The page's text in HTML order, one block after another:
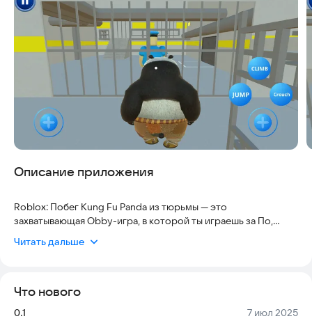
Описание приложения
Roblox: Побег Kung Fu Panda из тюрьмы — это
захватывающая Obby-игра, в которой ты играешь за По,
Оказавшись в сверхохраняемой тюрьме, он должен
Читать дальше
Что нового
Версия:
0.1 Дата:
7 июл 2025